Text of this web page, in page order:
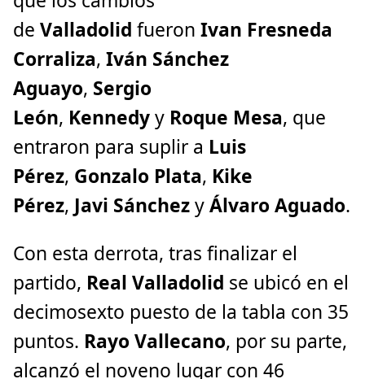
de Valladolid fueron Ivan Fresneda
Corraliza, Iván Sánchez
Aguayo, Sergio
León, Kennedyy Roque Mesa, que
entraron para suplir a Luis
Pérez, Gonzalo Plata, Kike
Pérez, Javi SánchezyÁlvaro Aguado.
Con esta derrota, tras finalizar el
partido, Real Valladolid se ubicó en el
decimosexto puesto de la tabla con 35
puntos. Rayo Vallecano, por su parte,
alcanzó el noveno lugar con 46